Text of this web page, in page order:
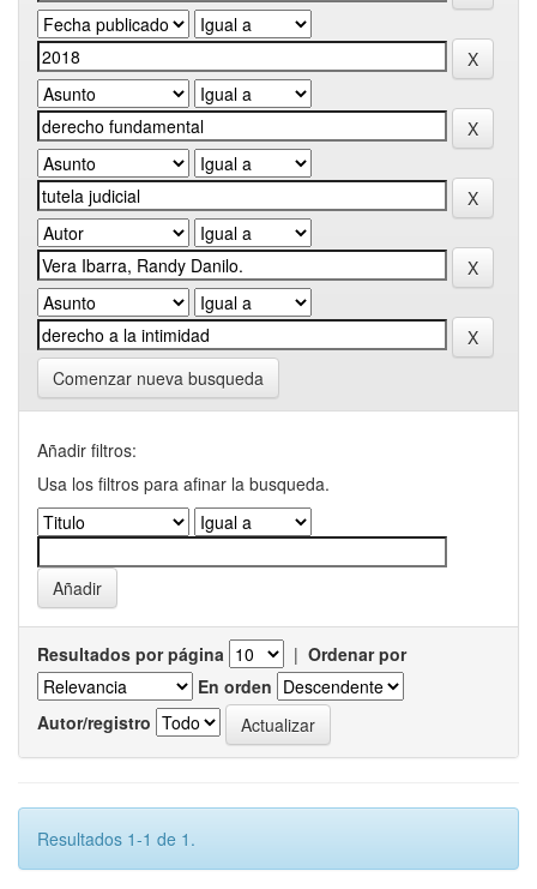
Comenzar nueva busqueda
Añadir filtros:
Usa los filtros para afinar la busqueda.
Resultados por página | Ordenar por
En orden
Autor/registro
Resultados 1-1 de 1.